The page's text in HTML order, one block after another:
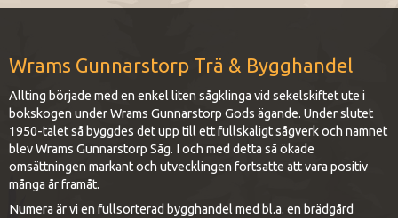
Wrams Gunnarstorp Trä & Bygghandel
Allting började med en enkel liten sågklinga vid sekelskiftet ute i
bokskogen under Wrams Gunnarstorp Gods ägande. Under slutet
1950-talet så byggdes det upp till ett fullskaligt sågverk och namnet
blev Wrams Gunnarstorp Såg. I och med detta så ökade
omsättningen markant och utvecklingen fortsatte att vara positiv
många år framåt.
Numera är vi en fullsorterad bygghandel med bl.a. en brädgård